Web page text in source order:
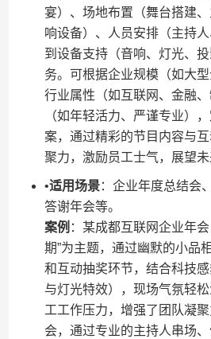
宴）、场地布置（舞台搭建
响设备）、人员安排（主持人
到设备支持（音响、灯光、
务。可根据企业规模（如大型
行业属性（如互联网、金融
（如年轻活力、严谨专业）
案，通过精彩的节目内容与
聚力，激励员工士气，展望未
•​​适用场景​：企业年度总结会
答谢年会等。
​案例​ ：某成都互联网企业年
期”为主题，通过幽默的小品
和互动抽奖环节，结合科技
与灯光特效），现场气氛轻
工工作压力，增强了团队凝
会，通过专业的主持人串场